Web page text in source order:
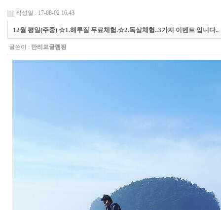
작성일 : 17-08-02 16:43
12월 평일(주중) ☆1.해루질 무료체험.☆2.독살체험..3가지 이벤트 입니다..
글쓴이 : 만리포글램핑